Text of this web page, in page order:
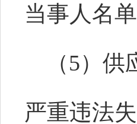
当事人名单
（5）供
严重违法